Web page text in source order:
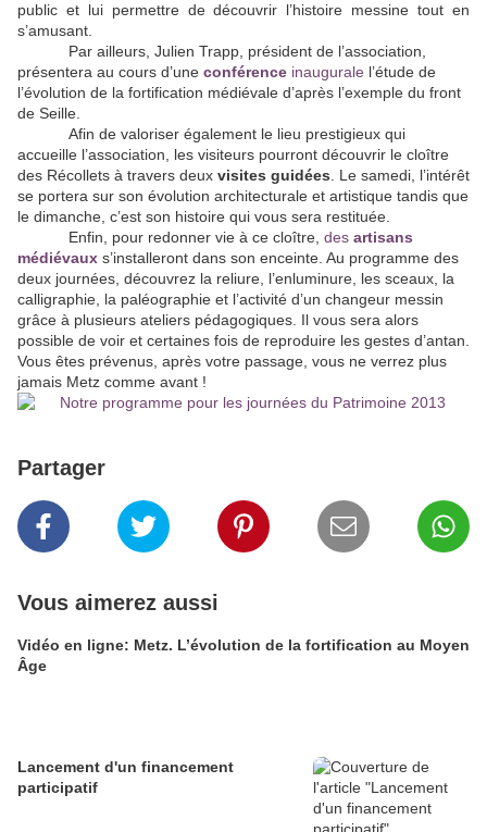
public et lui permettre de découvrir l’histoire messine tout en
s’amusant.
Par ailleurs, Julien Trapp, président de l’association,
présentera au cours d’une conférence inaugurale l’étude de
l’évolution de la fortification médiévale d’après l’exemple du front
de Seille.
Afin de valoriser également le lieu prestigieux qui
accueille l’association, les visiteurs pourront découvrir le cloître
des Récollets à travers deux visites guidées . Le samedi, l’intérêt
se portera sur son évolution architecturale et artistique tandis que
le dimanche, c’est son histoire qui vous sera restituée.
Enfin, pour redonner vie à ce cloître,desartisans
médiévaux s’installeront dans son enceinte. Au programme des
deux journées, découvrez la reliure, l’enluminure, les sceaux, la
calligraphie, la paléographie et l’activité d’un changeur messin
grâce à plusieurs ateliers pédagogiques. Il vous sera alors
possible de voir et certaines fois de reproduire les gestes d’antan.
Vous êtes prévenus, après votre passage, vous ne verrez plus
jamais Metz comme avant !
Partager
Vous aimerez aussi
Vidéo en ligne: Metz. L’évolution de la fortification au Moyen
Âge
Lancement d'un financement
participatif